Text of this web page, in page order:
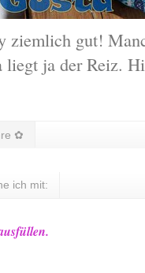
ziemlich gut!
ja der Reiz.
✿
ich mit: